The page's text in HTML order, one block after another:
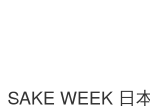
SAKE WEEK 日